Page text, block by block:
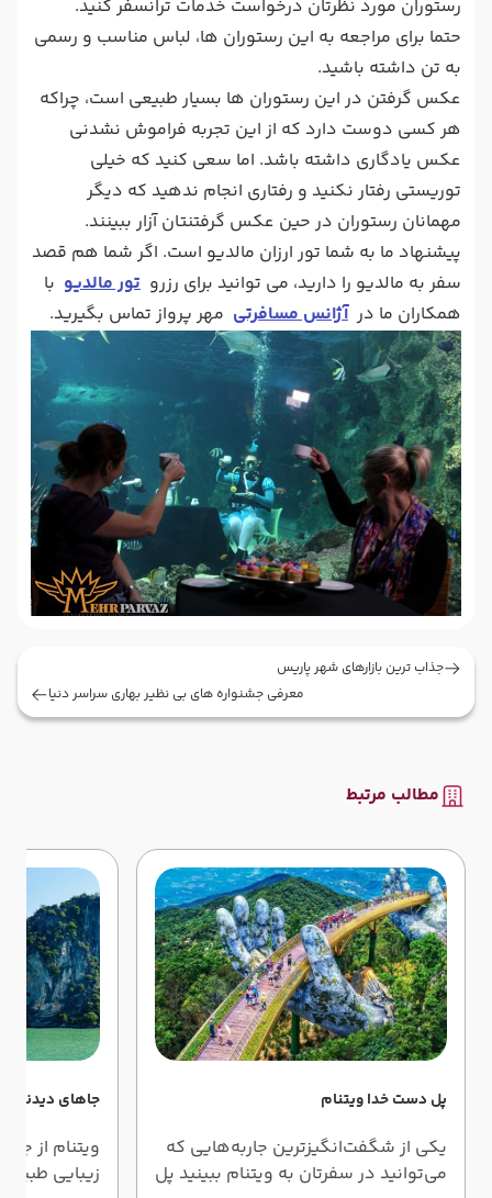
رستوران مورد نظرتان درخواست خدمات ترانسفر کنید.
حتما برای مراجعه به این رستوران ها، لباس مناسب و رسمی
به تن داشته باشید.
عکس گرفتن در این رستوران ها بسیار طبیعی است، چراکه
هر کسی دوست دارد که از این تجربه فراموش نشدنی
عکس یادگاری داشته باشد. اما سعی کنید که خیلی
توریستی رفتار نکنید و رفتاری انجام ندهید که دیگر
مهمانان رستوران در حین عکس گرفتنتان آزار ببینند.
پیشنهاد ما به شما تور ارزان مالدیو است. اگر شما هم قصد
سفر به مالدیو را دارید، می توانید برای رزرو تور مالدیو با
همکاران ما در آژانس مسافرتی مهر پرواز تماس بگیرید.
جذاب ترین بازارهای شهر پاریس
معرفی جشنواره های بی نظیر بهاری سراسر دنیا
مطالب مرتبط
پل دست خدا ویتنام
یکی از شگفت‌انگیزترین جاربه‌هایی که
می‌توانید در سفرتان به ویتنام ببینید پل
جاهای دیدنی
ویتنام از
زیبایی‌